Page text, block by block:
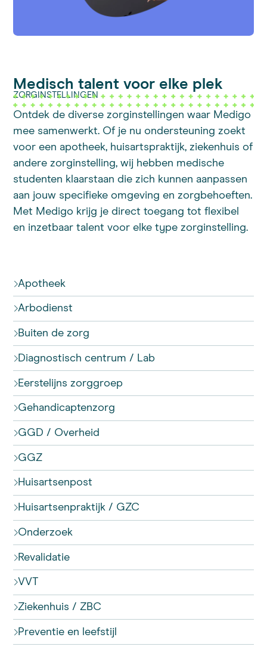
ZORGINSTELLINGEN
Medisch talent voor elke plek
Ontdek de diverse zorginstellingen waar Medigo
mee samenwerkt. Of je nu ondersteuning zoekt
voor een apotheek, huisartspraktijk, ziekenhuis of
andere zorginstelling, wij hebben medische
studenten klaarstaan die zich kunnen aanpassen
aan jouw specifieke omgeving en zorgbehoeften.
Met Medigo krijg je direct toegang tot flexibel
en inzetbaar talent voor elke type zorginstelling.
Apotheek
Arbodienst
Buiten de zorg
Diagnostisch centrum / Lab
Eerstelijns zorggroep
Gehandicaptenzorg
GGD / Overheid
GGZ
Huisartsenpost
Huisartsenpraktijk / GZC
Onderzoek
Revalidatie
VVT
Ziekenhuis / ZBC
Preventie en leefstijl